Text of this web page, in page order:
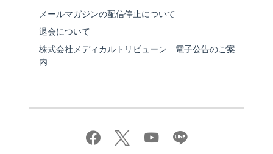
メールマガジンの配信停止について
退会について
株式会社メディカルトリビューン 電子公告のご案
内